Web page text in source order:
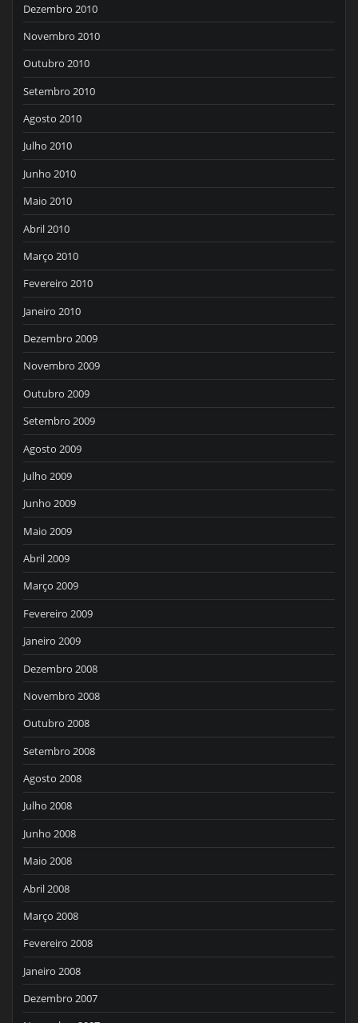
Dezembro 2010
Novembro 2010
Outubro 2010
Setembro 2010
Agosto 2010
Julho 2010
Junho 2010
Maio 2010
Abril 2010
Março 2010
Fevereiro 2010
Janeiro 2010
Dezembro 2009
Novembro 2009
Outubro 2009
Setembro 2009
Agosto 2009
Julho 2009
Junho 2009
Maio 2009
Abril 2009
Março 2009
Fevereiro 2009
Janeiro 2009
Dezembro 2008
Novembro 2008
Outubro 2008
Setembro 2008
Agosto 2008
Julho 2008
Junho 2008
Maio 2008
Abril 2008
Março 2008
Fevereiro 2008
Janeiro 2008
Dezembro 2007